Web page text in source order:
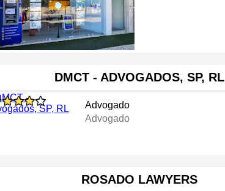
DMCT - ADVOGADOS, SP, RL
Advogado
Advogado
ROSADO LAWYERS